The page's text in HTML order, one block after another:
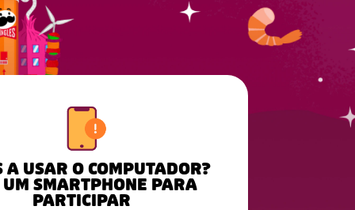
A USAR O COMPUTADOR?
UM SMARTPHONE PARA
PARTICIPAR